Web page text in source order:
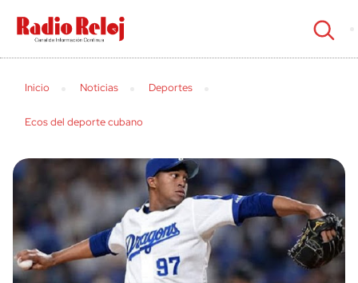
cerrar
Inicio Noticias Deportes
Ecos del deporte cubano